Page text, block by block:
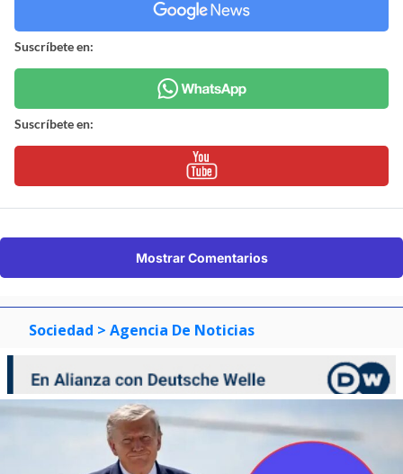
Suscríbete en:
Suscríbete en:
Mostrar Comentarios
Sociedad > Agencia De Noticias